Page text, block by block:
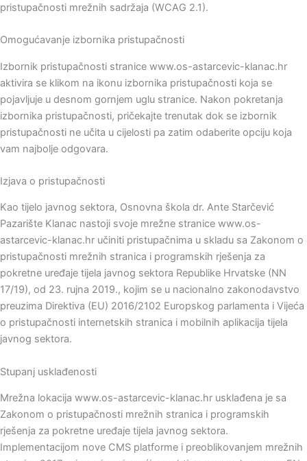
pristupačnosti mrežnih sadržaja (WCAG 2.1).
Omogućavanje izbornika pristupačnosti
Izbornik pristupačnosti stranice www.os-astarcevic-klanac.hr
aktivira se klikom na ikonu izbornika pristupačnosti koja se
pojavljuje u desnom gornjem uglu stranice. Nakon pokretanja
izbornika pristupačnosti, pričekajte trenutak dok se izbornik
pristupačnosti ne učita u cijelosti pa zatim odaberite opciju koja
vam najbolje odgovara.
Izjava o pristupačnosti
Kao tijelo javnog sektora, Osnovna škola dr. Ante Starčević
Pazarište Klanac nastoji svoje mrežne stranice www.os-
astarcevic-klanac.hr učiniti pristupačnima u skladu sa Zakonom o
pristupačnosti mrežnih stranica i programskih rješenja za
pokretne uređaje tijela javnog sektora Republike Hrvatske (NN
17/19), od 23. rujna 2019., kojim se u nacionalno zakonodavstvo
preuzima Direktiva (EU) 2016/2102 Europskog parlamenta i Vijeća
o pristupačnosti internetskih stranica i mobilnih aplikacija tijela
javnog sektora.
Stupanj usklađenosti
Mrežna lokacija www.os-astarcevic-klanac.hr usklađena je sa
Zakonom o pristupačnosti mrežnih stranica i programskih
rješenja za pokretne uređaje tijela javnog sektora.
Implementacijom nove CMS platforme i preoblikovanjem mrežnih